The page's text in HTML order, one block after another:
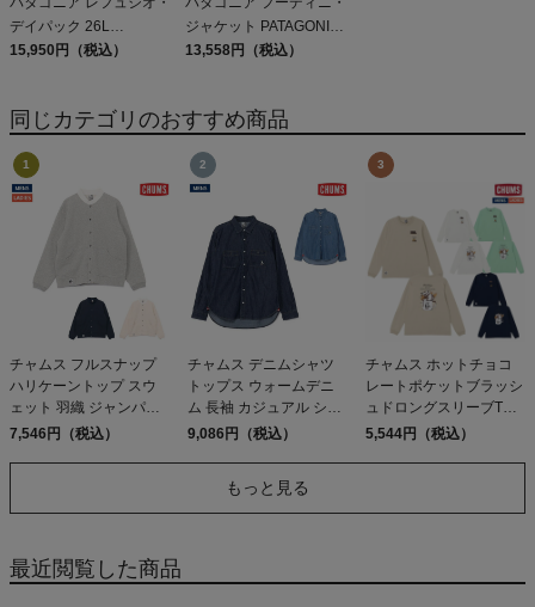
デイパック 26L
PATAGONIA REFUGIO
15,950円（税込）
ジャケット PATAGONIA
MS HOUDINI JKT
13,558円（税込）
同じカテゴリのおすすめ商品
チャムス フルスナップ
ハリケーントップ スウ
ェット 羽織 ジャンパー
アウター カジュアル ブ
7,546円（税込）
チャムス デニムシャツ
トップス ウォームデニ
ム 長袖 カジュアル シャ
ツ CHUMS Denim Shirt
9,086円（税込）
チャムス ホットチョコ
レートポケットブラッシ
ュドロングスリーブTシ
ャツ CHUMS Hot
5,544円（税込）
もっと見る
最近閲覧した商品